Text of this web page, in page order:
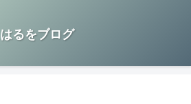
はるをブログ